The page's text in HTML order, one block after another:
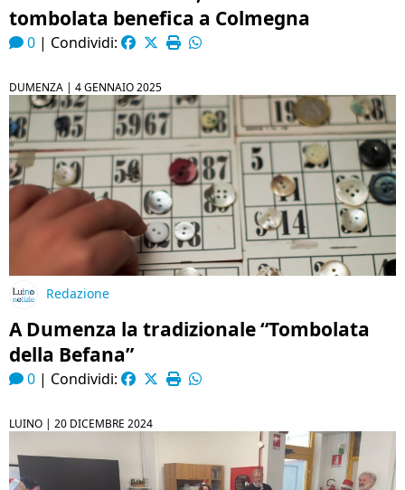
tombolata benefica a Colmegna
0 | Condividi:
DUMENZA | 4 GENNAIO 2025
Redazione
A Dumenza la tradizionale “Tombolata
della Befana”
0 | Condividi:
LUINO | 20 DICEMBRE 2024